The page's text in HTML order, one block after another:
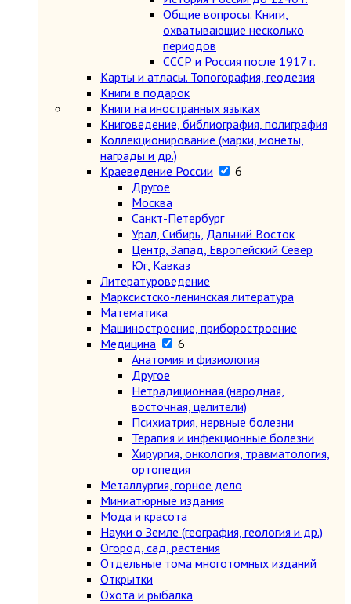
Общие вопросы. Книги,
охватывающие несколько
периодов
СССР и Россия после 1917 г.
Карты и атласы. Топогорафия, геодезия
Книги в подарок
Книги на иностранных языках
Книговедение, библиография, полиграфия
Коллекционирование (марки, монеты,
награды и др.)
Краеведение России
6
Другое
Москва
Санкт-Петербург
Урал, Сибирь, Дальний Восток
Центр, Запад, Европейский Север
Юг, Кавказ
Литературоведение
Марксистско-ленинская литература
Математика
Машиностроение, приборостроение
Медицина
6
Анатомия и физиология
Другое
Нетрадиционная (народная,
восточная, целители)
Психиатрия, нервные болезни
Терапия и инфекционные болезни
Хирургия, онкология, травматология,
ортопедия
Металлургия, горное дело
Миниатюрные издания
Мода и красота
Науки о Земле (география, геология и др.)
Огород, сад, растения
Отдельные тома многотомных изданий
Открытки
Охота и рыбалка